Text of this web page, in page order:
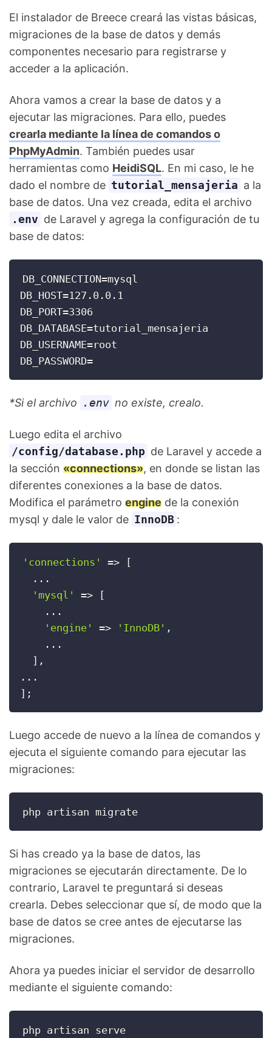
El instalador de Breece creará las vistas básicas,
migraciones de la base de datos y demás
componentes necesario para registrarse y
acceder a la aplicación.
Ahora vamos a crear la base de datos y a
ejecutar las migraciones. Para ello, puedes
crearla mediante la línea de comandos o
PhpMyAdmin. También puedes usar
herramientas como HeidiSQL. En mi caso, le he
dado el nombre de tutorial_mensajeria a la
base de datos. Una vez creada, edita el archivo
.env de Laravel y agrega la configuración de tu
base de datos:
DB_CONNECTION=mysql
DB_HOST=127.0.0.1
DB_PORT=3306
DB_DATABASE=tutorial_mensajeria
DB_USERNAME=root
DB_PASSWORD=
*Si el archivo .env no existe, crealo.
Luego edita el archivo
/config/database.php de Laravel y accede a
la sección «connections», en donde se listan las
diferentes conexiones a la base de datos.
Modifica el parámetro engine de la conexión
mysql y dale le valor de InnoDB :
'connections' =>
[
. . .
'mysql'
=>
[
. . .
'engine'
=> 'InnoDB' ,
. . .
] ,
. . .
] ;
Luego accede de nuevo a la línea de comandos y
ejecuta el siguiente comando para ejecutar las
migraciones:
php artisan migrate
Si has creado ya la base de datos, las
migraciones se ejecutarán directamente. De lo
contrario, Laravel te preguntará si deseas
crearla. Debes seleccionar que sí, de modo que la
base de datos se cree antes de ejecutarse las
migraciones.
Ahora ya puedes iniciar el servidor de desarrollo
mediante el siguiente comando:
php artisan serve